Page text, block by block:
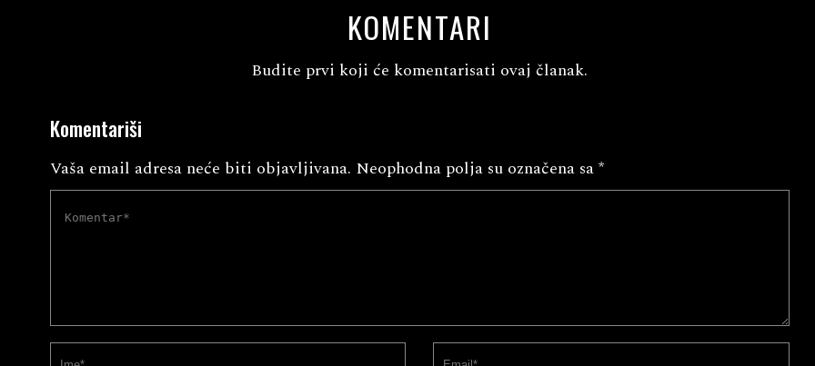
KOMENTARI
Budite prvi koji će komentarisati ovaj članak.
Komentariši
Vaša email adresa neće biti objavljivana. Neophodna polja su označena sa*